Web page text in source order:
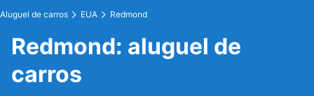
Aluguel de carros EUA Redmond
Redmond: aluguel de
carros